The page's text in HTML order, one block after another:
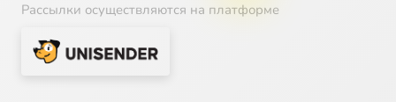
Рассылки осуществляются на платформе